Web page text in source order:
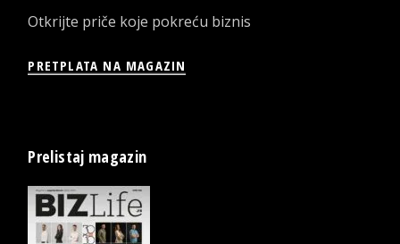
Otkrijte priče koje pokreću biznis
PRETPLATA NA MAGAZIN
Prelistaj magazin